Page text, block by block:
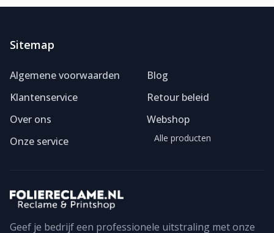
Sitemap
Algemene voorwaarden
Klantenservice
Over ons
Onze service
Blog
Retour beleid
Webshop
Alle producten
Geef je bedrijf een professionele uitstraling met onze